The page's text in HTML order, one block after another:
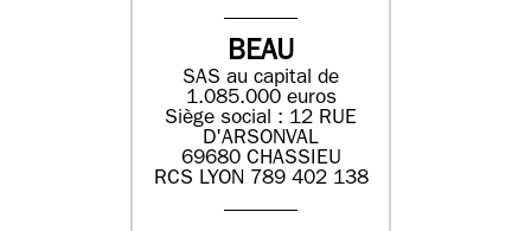
BEAU
SAS au capital de
1.085.000 euros
Siège social : 12 RUE
D'ARSONVAL
69680 CHASSIEU
RCS LYON 789 402 138